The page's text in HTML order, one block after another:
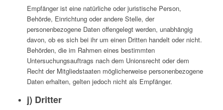
Empfänger ist eine natürliche oder juristische Person,
Behörde, Einrichtung oder andere Stelle, der
personenbezogene Daten offengelegt werden, unabhängig
davon, ob es sich bei ihr um einen Dritten handelt oder nicht.
Behörden, die im Rahmen eines bestimmten
Untersuchungsauftrags nach dem Unionsrecht oder dem
Recht der Mitgliedstaaten möglicherweise personenbezogene
Daten erhalten, gelten jedoch nicht als Empfänger.
j) Dritter